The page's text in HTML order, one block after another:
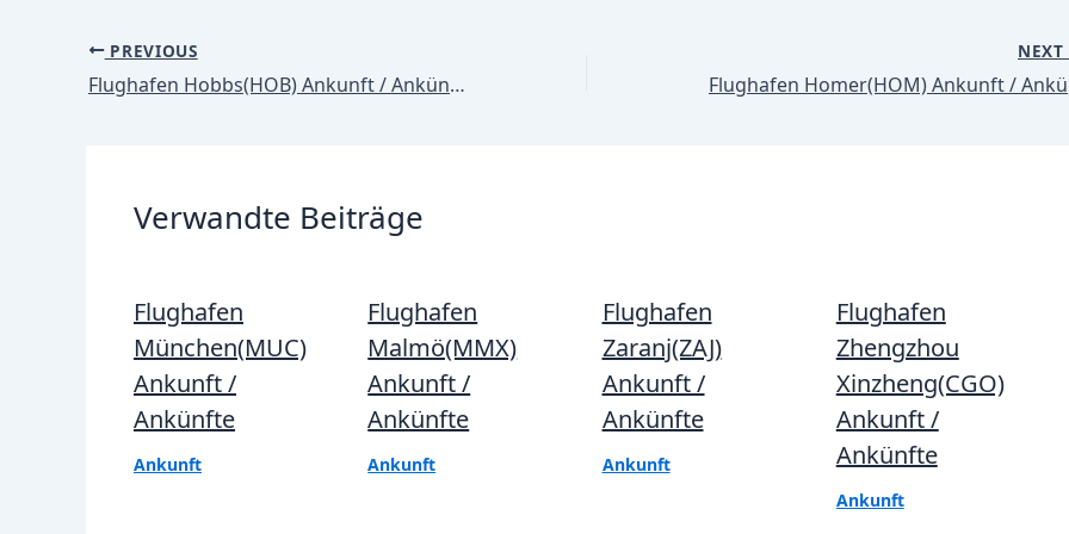
Post
navigation
PREVIOUS
Flughafen Hobbs(HOB) Ankunft / Ankünfte
NEXT
Verwandte Beiträge
Flughafen
München(MUC)
Ankunft /
Ankünfte
Ankunft
Flughafen
Malmö(MMX)
Ankunft /
Ankünfte
Ankunft
Flughafen
Zaranj(ZAJ)
Ankunft /
Ankünfte
Ankunft
Flughafen
Zhengzhou
Xinzheng(CGO)
Ankunft /
Ankünfte
Ankunft